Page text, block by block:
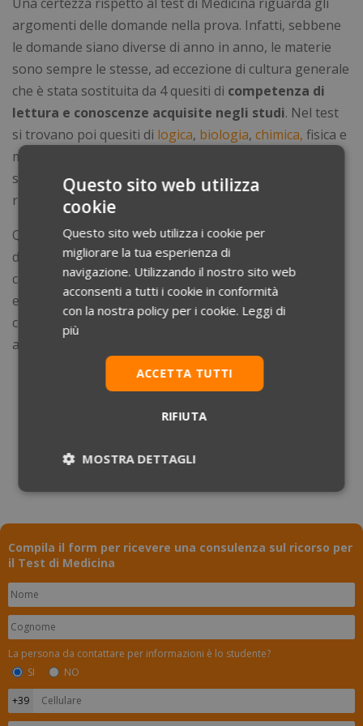
argomenti delle domande nella prova. Infatti, sebbene
le domande siano diverse di anno in anno, le materie
sono sempre le stesse, ad eccezione di cultura generale
che è stata sostituita da 4 quesiti di competenza di
lettura e conoscenze acquisite negli studi. Nel test
si trovano poi quesiti di logica, biologia, chimica, fisica e
matematica. Niente paura se queste definizioni
sembrano troppo vaghe, all’interno del bando sono
riportatinel dettaglio
Quel che si può iniziare a fare è cercare le simulazioni
del test di Medicina 2022 online. Anche se non c’è la
certezza del bando, il candidato potrà facilmente
entrare nel meccanismo del test e
contemporaneamente iniziare a spaziare sugli
argomenti del test.
Compila il form per ricevere una consulenza sul ricorso per
il Test di Medicina
La persona da contattare per informazioni è lo studente?
SI
NO
Questo sito web utilizza
cookie
Questo sito web utilizza i cookie per
migliorare la tua esperienza di
navigazione. Utilizzando il nostro sito web
acconsenti a tutti i cookie in conformità
con la nostra policy per i cookie. Leggi di
più
ACCETTA TUTTI
RIFIUTA
MOSTRA DETTAGLI
Necessari Statistici Marketing
Preferenze
I cookie necessari contribuiscono a rendere